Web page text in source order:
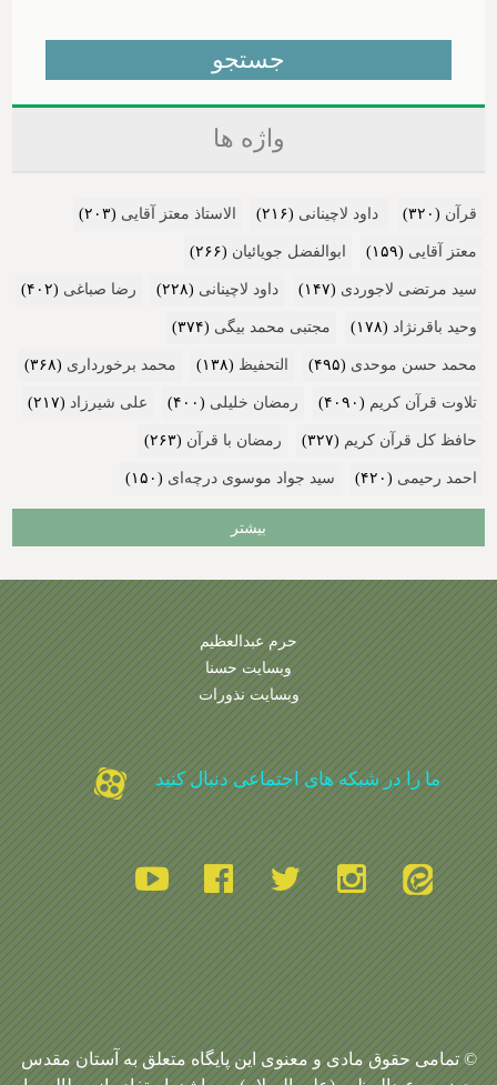
واژه ها
قرآن (۳۲۰) داود لاچینانی (۲۱۶) الاستاذ معتز آقایی (۲۰۳)
معتز آقایی (۱۵۹) ابوالفضل جویائیان (۲۶۶)
سید مرتضی لاجوردی (۱۴۷) داود لاچینانی (۲۲۸) رضا صباغی (۴۰۲)
وحید باقرنژاد (۱۷۸) مجتبی محمد بیگی (۳۷۴)
محمد حسن موحدی (۴۹۵) التحفیظ (۱۳۸) محمد برخورداری (۳۶۸)
تلاوت قرآن کریم (۴۰۹۰) رمضان خلیلی (۴۰۰) علی شیرزاد (۲۱۷)
حافظ کل قرآن کریم (۳۲۷) رمضان با قرآن (۲۶۳)
احمد رحیمی (۴۲۰) سید جواد موسوی درچه‌ای (۱۵۰)
بیشتر
حرم عبدالعظیم
وبسایت حسنا
وبسایت نذورات
ما را در شبکه های اجتماعی دنبال کنید
© تمامی حقوق مادی و معنوی این پایگاه متعلق به آستان مقدس